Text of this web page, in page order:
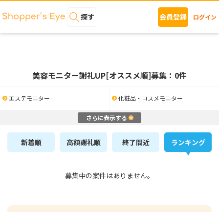
探す 会員登録 ログイン
美容モニター謝礼UP[オススメ順]募集：0件
エステモニター 化粧品・コスメモニター
さらに表示する
新着順 高額謝礼順 終了間近 ランキング
募集中の案件はありません。